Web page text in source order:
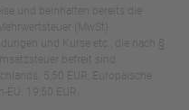
und beinhalten bereits die
(MwSt).
und Kurse etc., die nach §
befreit sind.
5,50 EUR, Europäische
EU: 19,50 EUR.